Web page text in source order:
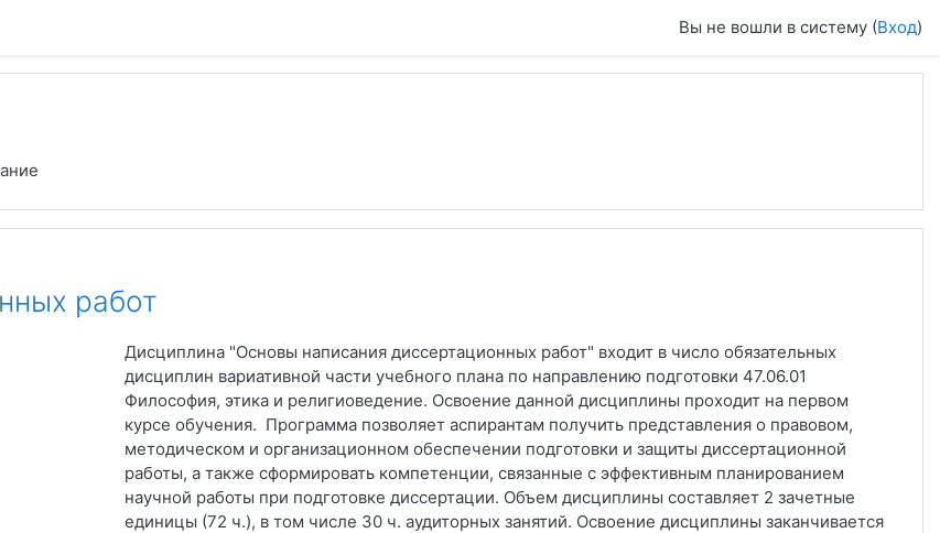
Вы не вошли в систему (Вход)
работ
Дисциплина "Основы написания диссертационных работ" входит в число обязательных
дисциплин вариативной части учебного плана по направлению подготовки 47.06.01
Философия, этика и религиоведение. Освоение данной дисциплины проходит на первом
курсе обучения. Программа позволяет аспирантам получить представления о правовом,
методическом и организационном обеспечении подготовки и защиты диссертационной
работы, а также сформировать компетенции, связанные с эффективным планированием
научной работы при подготовке диссертации. Объем дисциплины составляет 2 зачетные
единицы (72 ч.), в том числе 30 ч. аудиторных занятий. Освоение дисциплины заканчивается